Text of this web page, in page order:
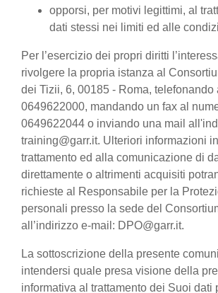
opporsi, per motivi legittimi, al
dati stessi nei limiti ed alle
Per l’esercizio dei propri diritti
rivolgere la propria istanza al
dei Tizii, 6, 00185 - Roma, telefonando
0649622000, mandando un fax al
0649622044 o inviando una mail
training@garr.it. Ulteriori informazioni
trattamento ed alla comunicazione di
direttamente o altrimenti acquisiti
richieste al Responsabile per la
personali presso la sede del
all’indirizzo e-mail: DPO@garr.it.
La sottoscrizione della presente
intendersi quale presa visione della
informativa al trattamento dei Suoi dati